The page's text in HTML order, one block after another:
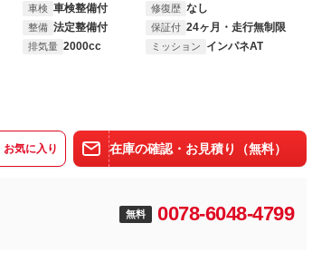
車検 車検整備付 修復歴 なし
整備 法定整備付 保証付 24ヶ月・走行無制限
排気量 2000cc ミッション インパネAT
お気に入り 在庫の確認・お見積り（無料）
無料 0078-6048-4799